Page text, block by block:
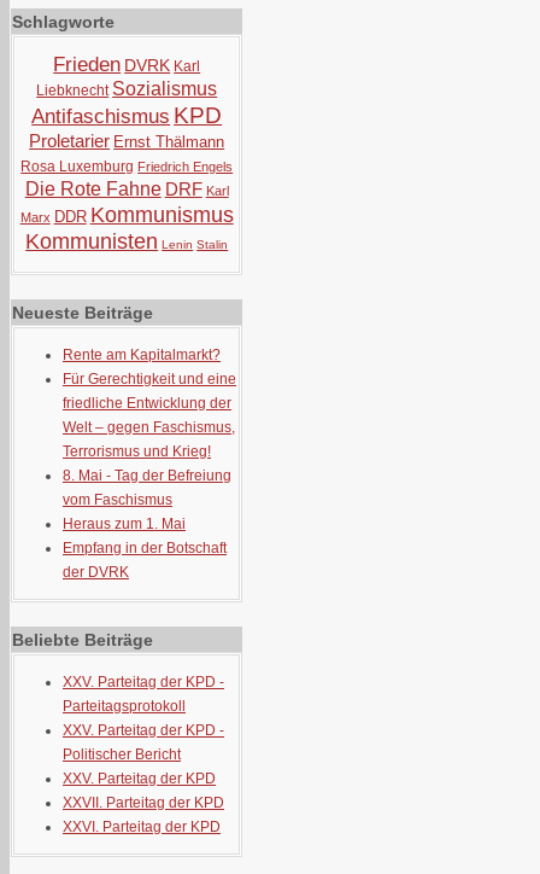
Schlagworte
Frieden DVRK Karl
Liebknecht Sozialismus
Antifaschismus KPD
Proletarier Ernst Thälmann
Rosa Luxemburg Friedrich Engels
Die Rote Fahne DRF Karl
Marx DDR Kommunismus
Kommunisten Lenin Stalin
Neueste Beiträge
Rente am Kapitalmarkt?
Für Gerechtigkeit und eine
friedliche Entwicklung der
Welt – gegen Faschismus,
Terrorismus und Krieg!
8. Mai - Tag der Befreiung
vom Faschismus
Heraus zum 1. Mai
Empfang in der Botschaft
der DVRK
Beliebte Beiträge
XXV. Parteitag der KPD -
Parteitagsprotokoll
XXV. Parteitag der KPD -
Politischer Bericht
XXV. Parteitag der KPD
XXVII. Parteitag der KPD
XXVI. Parteitag der KPD